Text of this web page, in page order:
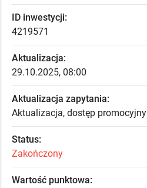
ID inwestycji:
4219571
Aktualizacja:
29.10.2025, 08:00
Aktualizacja zapytania:
Aktualizacja, dostęp promocyjny
Status:
Zakończony
Wartość punktowa: